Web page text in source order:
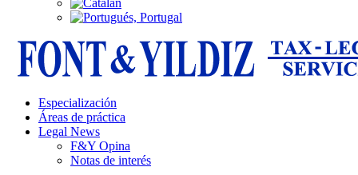
Especialización
Áreas de práctica
Legal News
F&Y Opina
Notas de interés